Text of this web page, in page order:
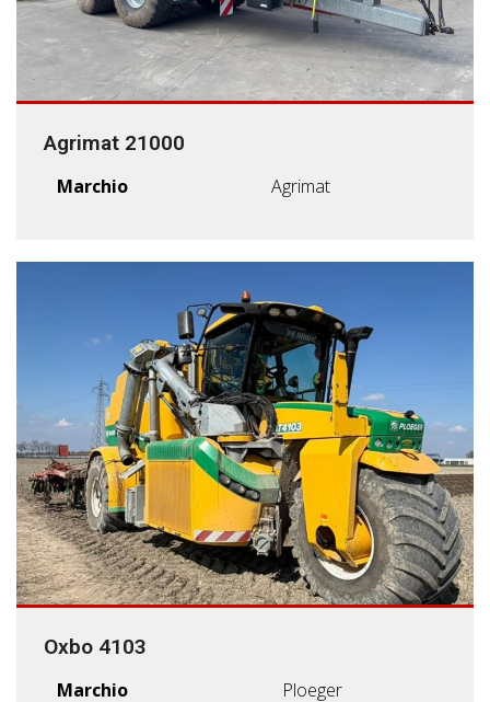
Agrimat 21000
Marchio Agrimat
Oxbo 4103
Marchio
Ploeger